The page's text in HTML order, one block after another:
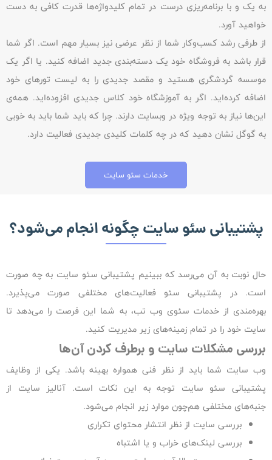
به یک و با برنامه‌ریزی درست در تمام کلیدواژه‌ها قدرت کافی به دست
خواهید آورد.
از طرفی رشد کسب‌وکار شما از نظر عرضی نیز بسیار مهم است. اگر شما
قرار باشد به فروشگاه خود یک دسته‌بندی جدید اضافه کنید. یا اگر یک
موسسه گردشگری هستید و مقصد جدیدی را به لیست تورهای خود
اضافه کرده‌اید. اگر به آموزشگاه خود کلاس جدیدی افزوده‌اید. همه‌ی
این‌ها نیاز به توجه ویژه در وبسایت دارند. چرا که باید شما باید به خوبی
به گوگل نشان دهید که در چه کلمات کلیدی جدیدی فعالیت دارد.
خدمات سئو سایت
پشتیبانی سئو سایت چگونه انجام می‌شود؟
حال نوبت به آن می‌رسد که ببینیم پشتیبانی سئو سایت به چه صورت
است. در پشتیبانی سئو فعالیت‌های مختلفی صورت می‌پذیرد.
بهره‌مندی از خدمات سئوی وب تب، به شما این فرصت را می‌دهد تا
سایت خود را در تمام زمینه‌های زیر مدیریت کنید.
بررسی مشکلات سایت و برطرف کردن آن‌ها
وب سایت شما باید از نظر فنی همواره بهینه باشد. یکی از وظایف
پشتیبانی سئو سایت توجه به این نکات است. آنالیز سایت از
جنبه‌های مختلفی هم‌چون موارد زیر انجام می‌شود.
بررسی سایت از نظر انتشار محتوای تکراری
بررسی لینک‌های خراب و یا اشتباه